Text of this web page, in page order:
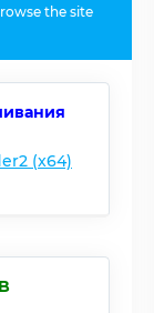
the site
(x64)